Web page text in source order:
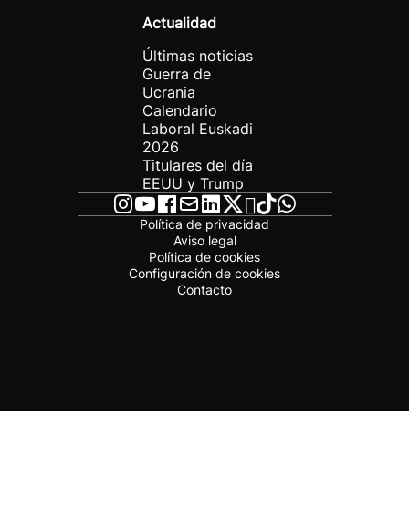
Actualidad
Últimas noticias
Guerra de
Ucrania
Calendario
Laboral Euskadi
2026
Titulares del día
EEUU y Trump
Política de privacidad
Aviso legal
Política de cookies
Configuración de cookies
Contacto